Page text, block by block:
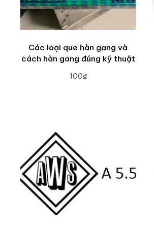
Các loại que hàn gang và
cách hàn gang đúng kỹ thuật
100₫